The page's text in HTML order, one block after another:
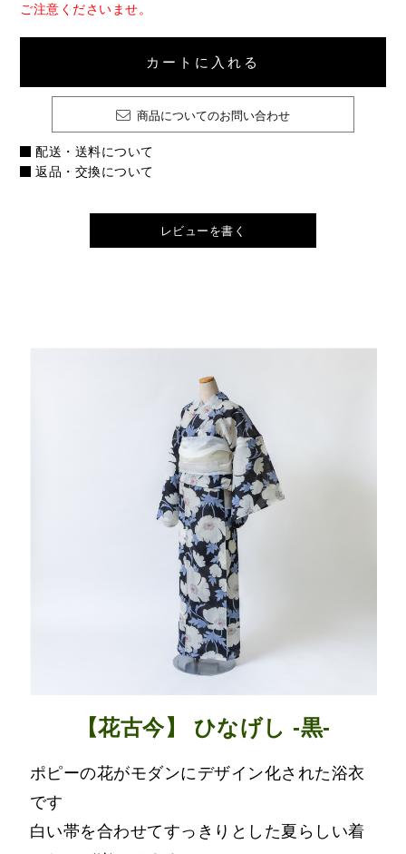
ご注意くださいませ。
カートに入れる
商品についてのお問い合わせ
配送・送料について
返品・交換について
レビューを書く
【花古今】 ひなげし -黒-
ポピーの花がモダンにデザイン化された浴衣
です
白い帯を合わせてすっきりとした夏らしい着